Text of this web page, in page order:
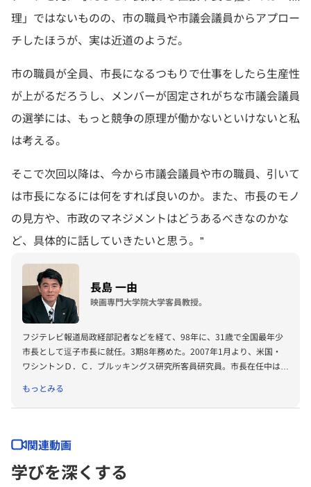
理」ではないものの、市の職員や市議会議員からアプロー
チしたほうが、実は近道のようだ。
市の職員が全員、市長になるつもりで仕事をしたら生産性
が上がるだろうし、メンバーが固定されがちな市議会議員
の選挙には、もっと競争の原理が働かないといけないと私
は考える。
そこで次回以降は、今から市議会議員や市の職員、引いて
は市長になるには何をすれば良いのか。また、市長のモノ
の見方や、市政のマネジメントはどうあるべきなのかな
ど、具体的に話していきたいと思う。"
長島 一由
映画専門大学院大学客員教授。
フジテレビ報道局政経部記者などを経て、98年に、31歳で全国最年少
市長として逗子市長に就任。3期8年務めた。2007年1月より、米国・
ワシントンＤ．Ｃ．ブルッキングス研究所客員研究員。市長在任中は、
政改革に力を注いだ。東京大学大学院法学政冶学研究科修了。
もっとみる
関連動画
学びを深くする